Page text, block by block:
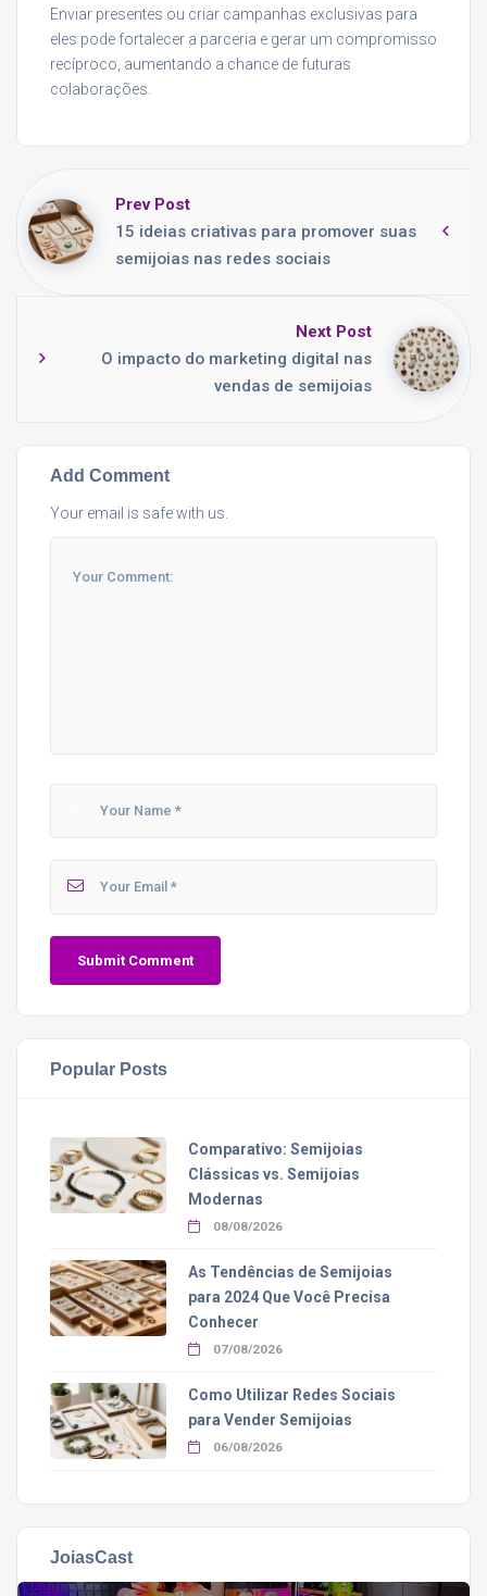
Enviar presentes ou criar campanhas exclusivas para
eles pode fortalecer a parceria e gerar um compromisso
recíproco, aumentando a chance de futuras
colaborações.
Prev Post
15 ideias criativas para promover suas
semijoias nas redes sociais
Next Post
O impacto do marketing digital nas
vendas de semijoias
Add Comment
Your email is safe with us.
Popular Posts
Comparativo: Semijoias
Clássicas vs. Semijoias
Modernas
08/08/2026
As Tendências de Semijoias
para 2024 Que Você Precisa
Conhecer
07/08/2026
Como Utilizar Redes Sociais
para Vender Semijoias
06/08/2026
JoiasCast